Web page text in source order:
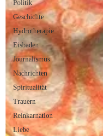
Politik
Geschichte
Hydrotherapie
Eisbaden
Journalismus
Nachrichten
Spiritualität
Trauern
Reinkarnation
Liebe